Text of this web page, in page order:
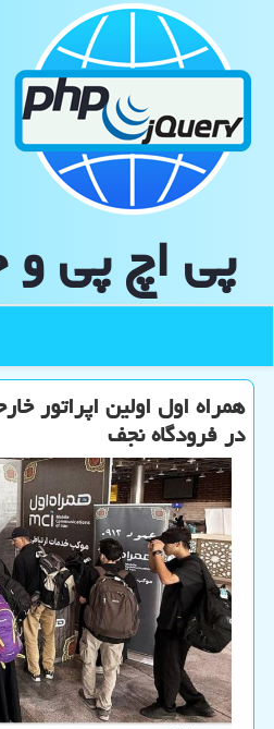
پی اچ پی
همراه اول اولین اپراتور
در فرودگاه نجف